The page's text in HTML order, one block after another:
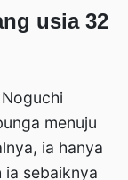
usia 32
menuju
ia hanya
ia sebaiknya